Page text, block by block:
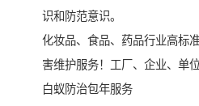
识和防范意识。
化妆品、食品、药品行业高标
害维护服务！工厂、企业、单
白蚁防治包年服务